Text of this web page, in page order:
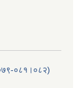
०८१।०८२)